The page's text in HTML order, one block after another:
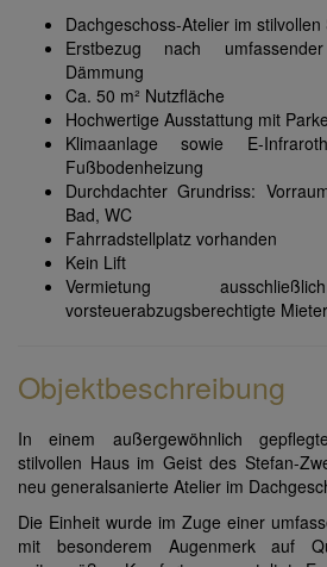
Dachgeschoss-Atelier im
Erstbezug nach
Dämmung
Ca. 50 m² Nutzfläche
Hochwertige Ausstattung mit
Klimaanlage sowie E-
Fußbodenheizung
Durchdachter Grundriss:
Bad, WC
Fahrradstellplatz vorhanden
Kein Lift
Vermietung
vorsteuerabzugsberechtigte Mieter
Objektbeschreibung
In einem außergewöhnlich
stilvollen Haus im Geist des Stefan-
neu generalsanierte Atelier im
Die Einheit wurde im Zuge einer
mit besonderem Augenmerk auf